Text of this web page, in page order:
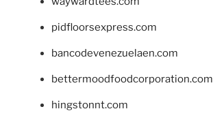
pidfloorsexpress.com
bancodevenezuelaen.com
bettermoodfoodcorporation.com
hingstonnt.com